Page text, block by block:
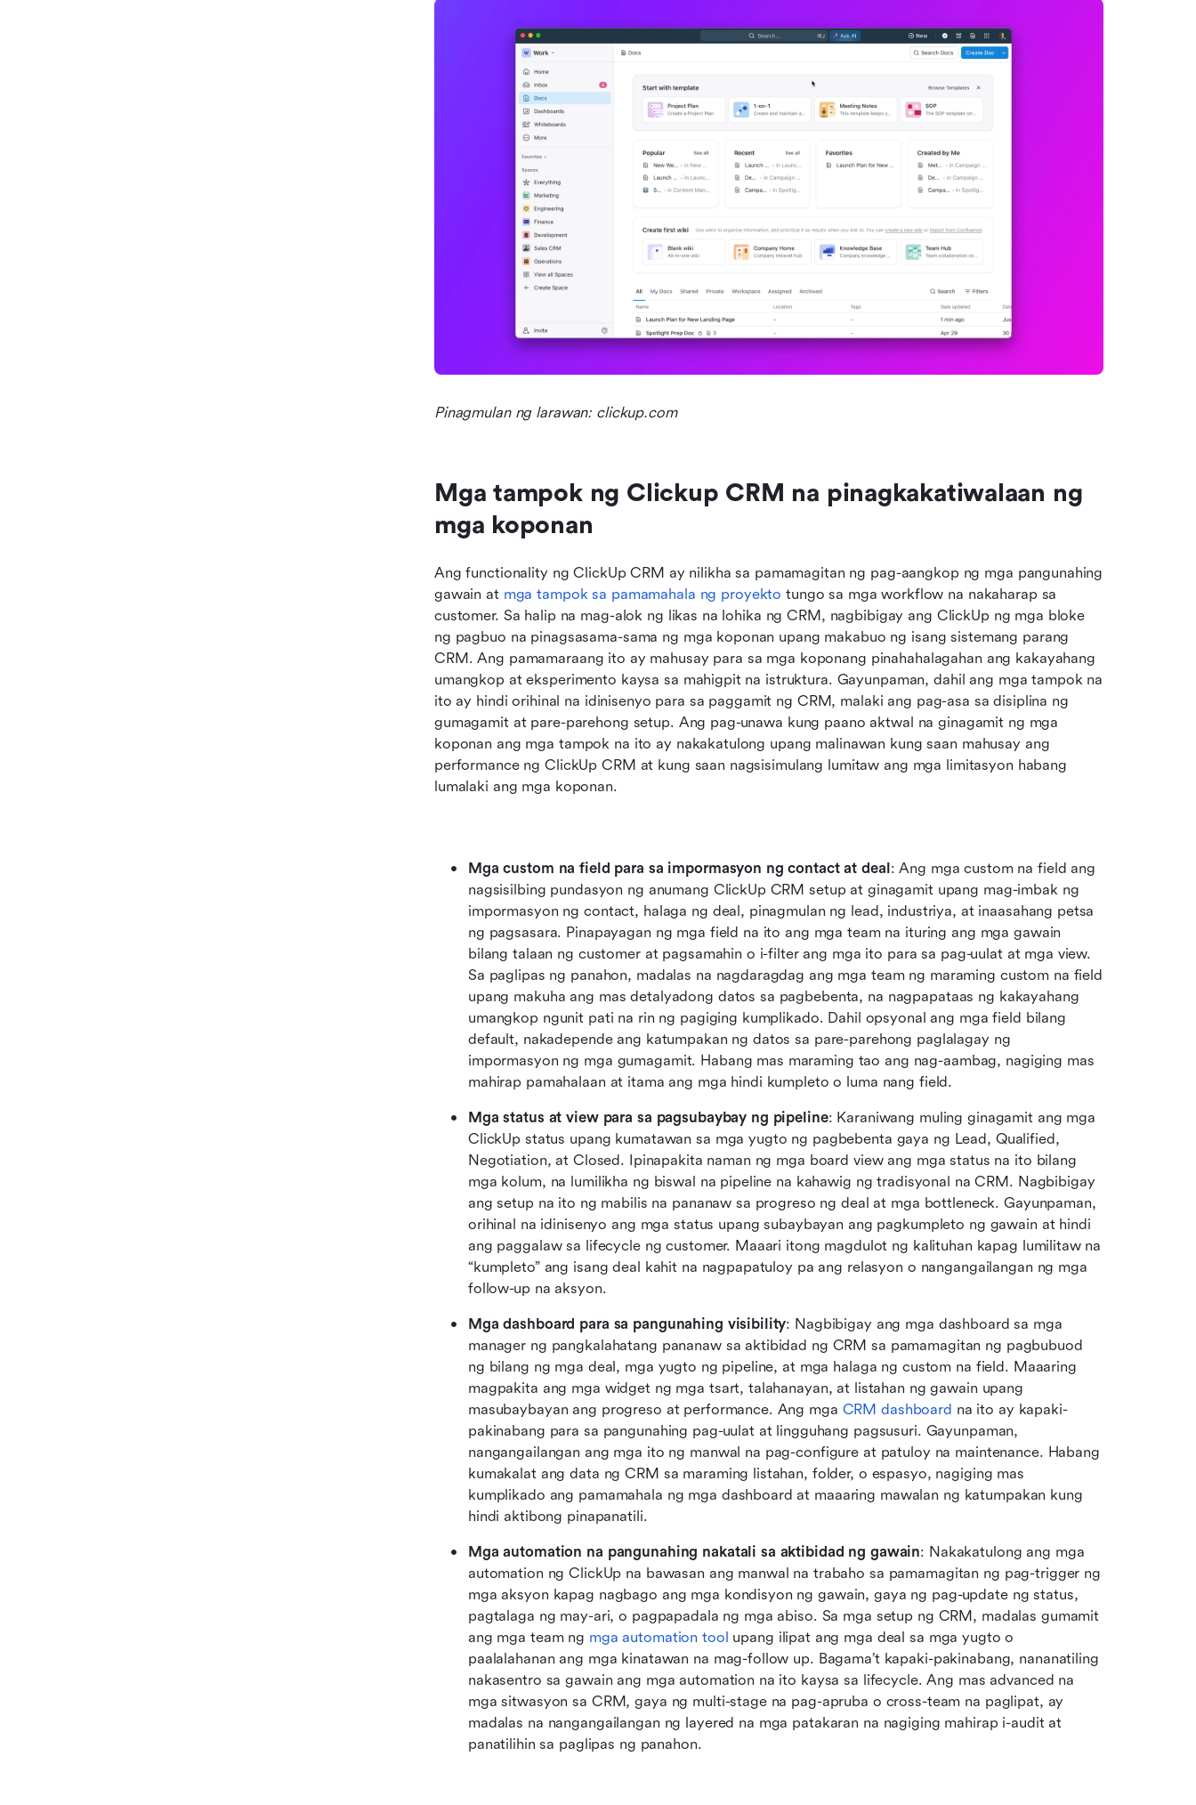
Pinagmulan ng larawan: clickup.com
Mga tampok ng Clickup CRM na pinagkakatiwalaan ng
mga koponan
Ang functionality ng ClickUp CRM ay nilikha sa pamamagitan ng pag-aangkop ng mga pangunahing
gawain at mga tampok sa pamamahala ng proyekto tungo sa mga workflow na nakaharap sa
customer. Sa halip na mag-alok ng likas na lohika ng CRM, nagbibigay ang ClickUp ng mga bloke
ng pagbuo na pinagsasama-sama ng mga koponan upang makabuo ng isang sistemang parang
CRM. Ang pamamaraang ito ay mahusay para sa mga koponang pinahahalagahan ang kakayahang
umangkop at eksperimento kaysa sa mahigpit na istruktura. Gayunpaman, dahil ang mga tampok na
ito ay hindi orihinal na idinisenyo para sa paggamit ng CRM, malaki ang pag-asa sa disiplina ng
gumagamit at pare-parehong setup. Ang pag-unawa kung paano aktwal na ginagamit ng mga
koponan ang mga tampok na ito ay nakakatulong upang malinawan kung saan mahusay ang
performance ng ClickUp CRM at kung saan nagsisimulang lumitaw ang mga limitasyon habang
lumalaki ang mga koponan.
Mga custom na field para sa impormasyon ng contact at deal: Ang mga custom na field ang
nagsisilbing pundasyon ng anumang ClickUp CRM setup at ginagamit upang mag-imbak ng
impormasyon ng contact, halaga ng deal, pinagmulan ng lead, industriya, at inaasahang petsa
ng pagsasara. Pinapayagan ng mga field na ito ang mga team na ituring ang mga gawain
bilang talaan ng customer at pagsamahin o i-filter ang mga ito para sa pag-uulat at mga view.
Sa paglipas ng panahon, madalas na nagdaragdag ang mga team ng maraming custom na field
upang makuha ang mas detalyadong datos sa pagbebenta, na nagpapataas ng kakayahang
umangkop ngunit pati na rin ng pagiging kumplikado. Dahil opsyonal ang mga field bilang
default, nakadepende ang katumpakan ng datos sa pare-parehong paglalagay ng
impormasyon ng mga gumagamit. Habang mas maraming tao ang nag-aambag, nagiging mas
mahirap pamahalaan at itama ang mga hindi kumpleto o luma nang field.
Mga status at view para sa pagsubaybay ng pipeline: Karaniwang muling ginagamit ang mga
ClickUp status upang kumatawan sa mga yugto ng pagbebenta gaya ng Lead, Qualified,
Negotiation, at Closed. Ipinapakita naman ng mga board view ang mga status na ito bilang
mga kolum, na lumilikha ng biswal na pipeline na kahawig ng tradisyonal na CRM. Nagbibigay
ang setup na ito ng mabilis na pananaw sa progreso ng deal at mga bottleneck. Gayunpaman,
orihinal na idinisenyo ang mga status upang subaybayan ang pagkumpleto ng gawain at hindi
ang paggalaw sa lifecycle ng customer. Maaari itong magdulot ng kalituhan kapag lumilitaw na
“kumpleto” ang isang deal kahit na nagpapatuloy pa ang relasyon o nangangailangan ng mga
follow-up na aksyon.
Mga dashboard para sa pangunahing visibility: Nagbibigay ang mga dashboard sa mga
manager ng pangkalahatang pananaw sa aktibidad ng CRM sa pamamagitan ng pagbubuod
ng bilang ng mga deal, mga yugto ng pipeline, at mga halaga ng custom na field. Maaaring
magpakita ang mga widget ng mga tsart, talahanayan, at listahan ng gawain upang
masubaybayan ang progreso at performance. Ang mga CRM dashboard na ito ay kapaki-
pakinabang para sa pangunahing pag-uulat at lingguhang pagsusuri. Gayunpaman,
nangangailangan ang mga ito ng manwal na pag-configure at patuloy na maintenance. Habang
kumakalat ang data ng CRM sa maraming listahan, folder, o espasyo, nagiging mas
kumplikado ang pamamahala ng mga dashboard at maaaring mawalan ng katumpakan kung
hindi aktibong pinapanatili.
Mga automation na pangunahing nakatali sa aktibidad ng gawain: Nakakatulong ang mga
automation ng ClickUp na bawasan ang manwal na trabaho sa pamamagitan ng pag-trigger ng
mga aksyon kapag nagbago ang mga kondisyon ng gawain, gaya ng pag-update ng status,
pagtalaga ng may-ari, o pagpapadala ng mga abiso. Sa mga setup ng CRM, madalas gumamit
ang mga team ng mga automation tool upang ilipat ang mga deal sa mga yugto o
paalalahanan ang mga kinatawan na mag-follow up. Bagama’t kapaki-pakinabang, nananatiling
nakasentro sa gawain ang mga automation na ito kaysa sa lifecycle. Ang mas advanced na
mga sitwasyon sa CRM, gaya ng multi-stage na pag-apruba o cross-team na paglipat, ay
madalas na nangangailangan ng layered na mga patakaran na nagiging mahirap i-audit at
panatilihin sa paglipas ng panahon.